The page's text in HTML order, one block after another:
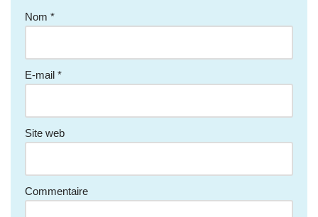
Nom *
E-mail *
Site web
Commentaire